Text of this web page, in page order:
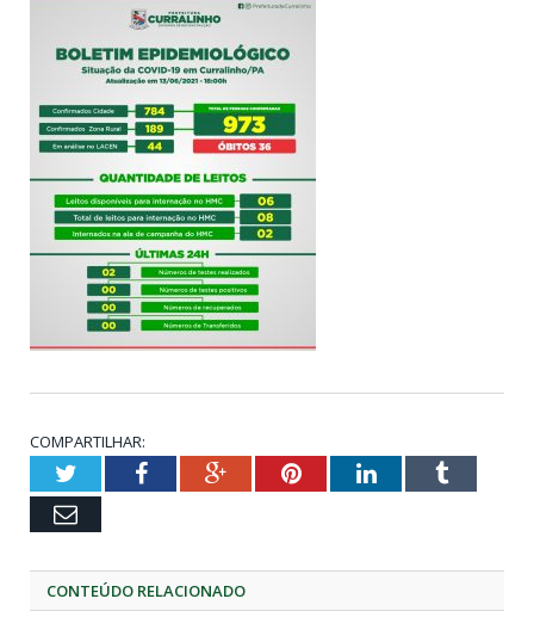
COMPARTILHAR:
TwitterFacebookGoogle+PinterestLinkedInTumblr
Email
CONTEÚDO RELACIONADO